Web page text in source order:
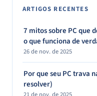
ARTIGOS RECENTES
7 mitos sobre PC que
o que funciona de
26 de nov. de 2025
Por que seu PC trava
resolver)